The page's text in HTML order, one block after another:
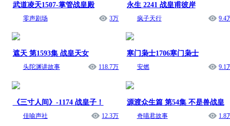
武道凌天1507-掌管战皇殿
零声剧场 3万
遮天 第1593集 战皇天女
头陀渊讲故事 118.7万
《三寸人间》-1174 战皇子！
佳喻声社 12.3万
永生 2241 战皇甫彼岸
疯子天行 9.4
寒门枭士1706寒门枭士
安燃 9.1
源渡众生篇 第54集 不是兽战皇
奇喵君故事 1.8